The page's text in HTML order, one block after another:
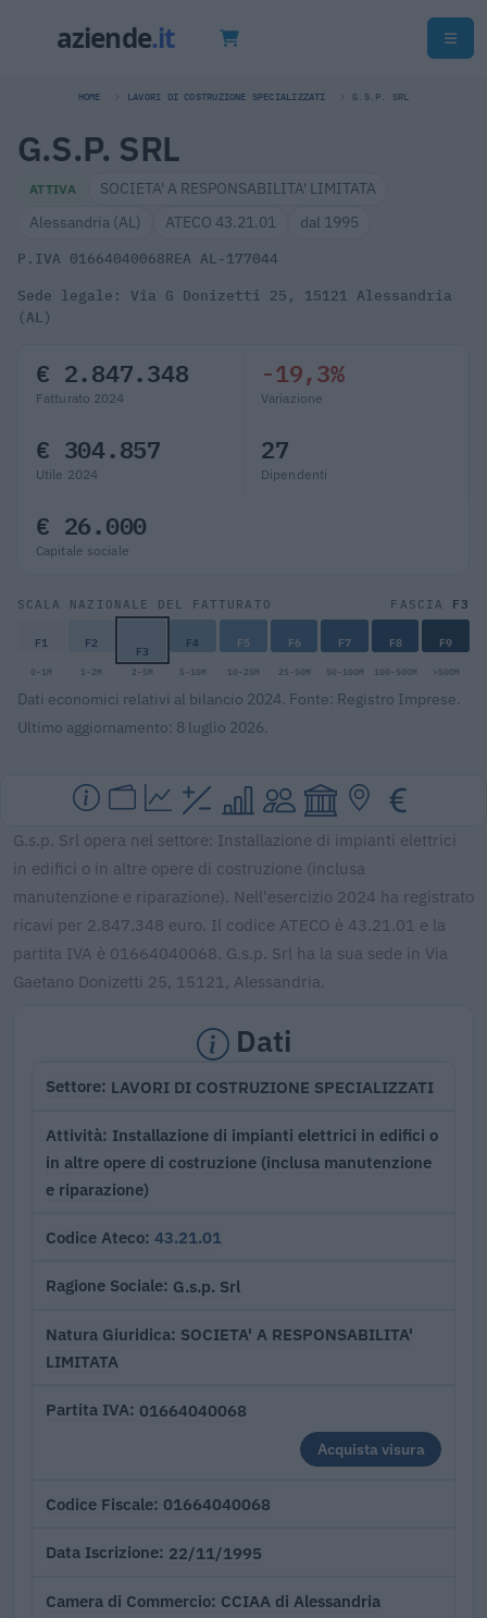
HOME LAVORI DI COSTRUZIONE SPECIALIZZATI G.S.P. SRL
G.S.P. SRL
ATTIVA
SOCIETA' A RESPONSABILITA' LIMITATA
Alessandria (AL)
ATECO 43.21.01 dal 1995
P.IVA 01664040068REA AL-177044
Sede legale: Via G Donizetti 25, 15121 Alessandria
(AL)
€ 2.847.348
Fatturato 2024
-19,3%
Variazione
€ 304.857
Utile 2024
27
Dipendenti
€ 26.000
Capitale sociale
SCALA NAZIONALE DEL FATTURATO FASCIA F3
F1 F2 F3 F4 F5 F6 F7 F8 F9
0-1M 1-2M 2-5M 5-10M 10-25M 25-50M 50-100M 100-500M >500M
Dati economici relativi al bilancio 2024. Fonte: Registro Imprese.
Ultimo aggiornamento: 8 luglio 2026.
G.s.p. Srl opera nel settore: Installazione di impianti elettrici
in edifici o in altre opere di costruzione (inclusa
manutenzione e riparazione). Nell'esercizio 2024 ha registrato
ricavi per 2.847.348 euro. Il codice ATECO è 43.21.01 e la
partita IVA è 01664040068. G.s.p. Srl ha la sua sede in Via
Gaetano Donizetti 25, 15121, Alessandria.
Dati
Settore LAVORI DI COSTRUZIONE SPECIALIZZATI
Attività Installazione di impianti elettrici in edifici o
in altre opere di costruzione (inclusa manutenzione
e riparazione)
Codice Ateco 43.21.01
Ragione Sociale G.s.p. Srl
Natura Giuridica SOCIETA' A RESPONSABILITA'
LIMITATA
Partita IVA 01664040068
Acquista visura
Codice Fiscale 01664040068
Data Iscrizione 22/11/1995
Camera di Commercio CCIAA di Alessandria